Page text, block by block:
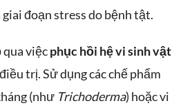
đoạn stress do bệnh tật.
qua việcphục hồi hệ vi sinh vật
trị. Sử dụng các chế phẩm
(như Trichoderma) hoặc vi